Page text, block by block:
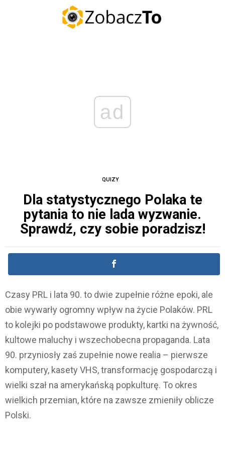
ad
QUIZY
Dla statystycznego Polaka te
pytania to nie lada wyzwanie.
Sprawdź, czy sobie poradzisz!
Czasy PRL i lata 90. to dwie zupełnie różne epoki, ale
obie wywarły ogromny wpływ na życie Polaków. PRL
to kolejki po podstawowe produkty, kartki na żywność,
kultowe maluchy i wszechobecna propaganda. Lata
90. przyniosły zaś zupełnie nowe realia – pierwsze
komputery, kasety VHS, transformację gospodarczą i
wielki szał na amerykańską popkulturę. To okres
wielkich przemian, które na zawsze zmieniły oblicze
Polski.